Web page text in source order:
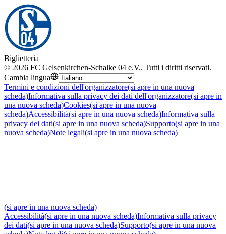
Biglietteria
© 2026 FC Gelsenkirchen-Schalke 04 e.V.. Tutti i diritti riservati.
Cambia lingua
Termini e condizioni dell'organizzatore(si apre in una nuova
scheda)Informativa sulla privacy dei dati dell'organizzatore(si apre in
una nuova scheda)Cookies(si apre in una nuova
scheda)Accessibilità(si apre in una nuova scheda)Informativa sulla
privacy dei dati(si apre in una nuova scheda)Supporto(si apre in una
nuova scheda)Note legali(si apre in una nuova scheda)
(si apre in una nuova scheda)
Accessibilità(si apre in una nuova scheda)Informativa sulla privacy
dei dati(si apre in una nuova scheda)Supporto(si apre in una nuova